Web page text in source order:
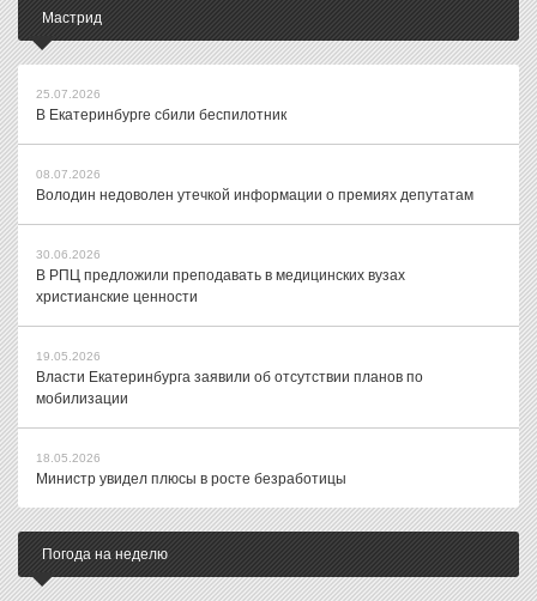
Мастрид
25.07.2026
В Екатеринбурге сбили беспилотник
08.07.2026
Володин недоволен утечкой информации о премиях депутатам
30.06.2026
В РПЦ предложили преподавать в медицинских вузах
христианские ценности
19.05.2026
Власти Екатеринбурга заявили об отсутствии планов по
мобилизации
18.05.2026
Министр увидел плюсы в росте безработицы
Погода на неделю